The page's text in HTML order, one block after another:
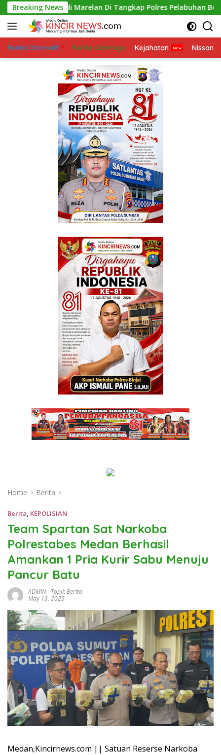
Skip
to
content
Breaking News
di Marelan Di Tangkap Polres Pelabuhan Belawan
Berita Otomotif Berita Olahraga Kejahatan Nissan
Home Berita
Berita, KEPOLISIAN
Team Spartan Sat Narkoba
Polrestabes Medan Berhasil
Amankan 1 Pria Kurir Sabu Menuju
Pancur Batu
ADMIN- Topik Berita
May 13, 2025
Medan,Kincirnews.com || Satuan Reserse Narkoba